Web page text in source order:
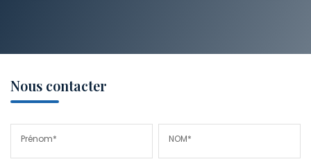
Nous contacter
Prénom* NOM*